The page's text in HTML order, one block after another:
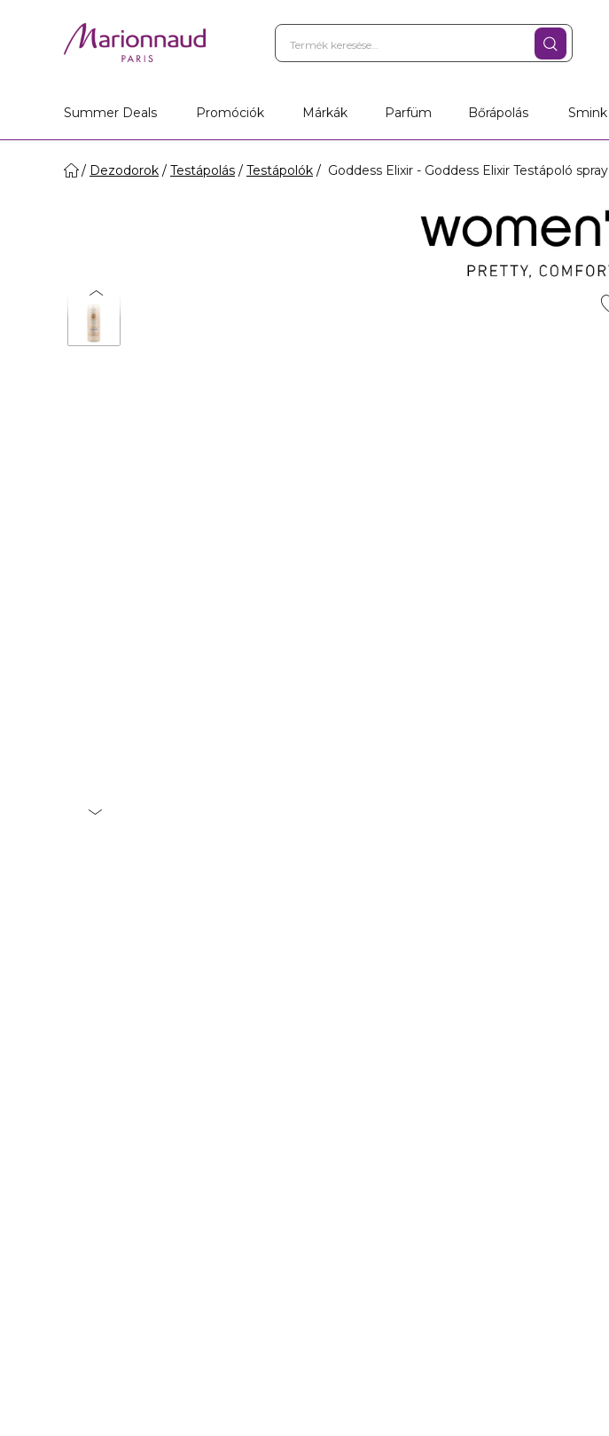
Summer Deals Promóciók Márkák Parfüm Bőrápolás Smink
Dezodorok Testápolás Testápolók Goddess Elixir - Goddess Elixir Testápoló spray